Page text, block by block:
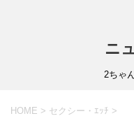
ニ
2ちゃ
HOME > セクシー・ｴｯﾁ >